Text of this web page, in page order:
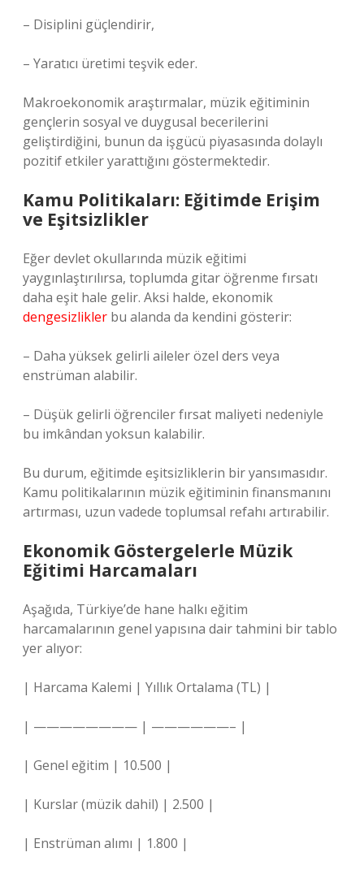
– Disiplini güçlendirir,
– Yaratıcı üretimi teşvik eder.
Makroekonomik araştırmalar, müzik eğitiminin
gençlerin sosyal ve duygusal becerilerini
geliştirdiğini, bunun da işgücü piyasasında dolaylı
pozitif etkiler yarattığını göstermektedir.
Kamu Politikaları: Eğitimde Erişim
ve Eşitsizlikler
Eğer devlet okullarında müzik eğitimi
yaygınlaştırılırsa, toplumda gitar öğrenme fırsatı
daha eşit hale gelir. Aksi halde, ekonomik
dengesizlikler bu alanda da kendini gösterir:
– Daha yüksek gelirli aileler özel ders veya
enstrüman alabilir.
– Düşük gelirli öğrenciler fırsat maliyeti nedeniyle
bu imkândan yoksun kalabilir.
Bu durum, eğitimde eşitsizliklerin bir yansımasıdır.
Kamu politikalarının müzik eğitiminin finansmanını
artırması, uzun vadede toplumsal refahı artırabilir.
Ekonomik Göstergelerle Müzik
Eğitimi Harcamaları
Aşağıda, Türkiye’de hane halkı eğitim
harcamalarının genel yapısına dair tahmini bir tablo
yer alıyor:
| Harcama Kalemi | Yıllık Ortalama (TL) |
| ———————— | ——————– |
| Genel eğitim | 10.500 |
| Kurslar (müzik dahil) | 2.500 |
| Enstrüman alımı | 1.800 |